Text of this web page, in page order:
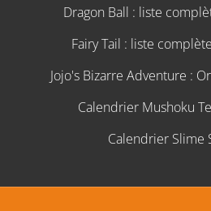
Dragon Ball : liste
Fairy Tail : liste
Jojo's Bizarre Adventure :
Calendrier Mushoku
Calendrier Slime